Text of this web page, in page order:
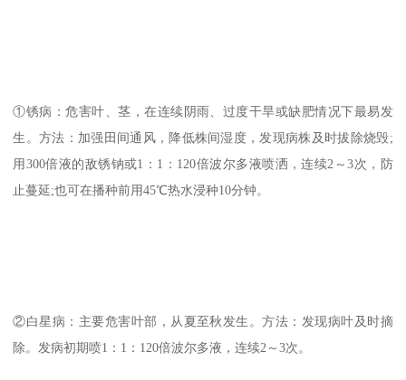
①锈病：危害叶、茎，在连续阴雨、过度干旱或缺肥情况下最易发
生。方法：加强田间通风，降低株间湿度，发现病株及时拔除烧毁;
用300倍液的敌锈钠或1：1：120倍波尔多液喷洒，连续2～3次，防
止蔓延;也可在播种前用45℃热水浸种10分钟。
②白星病：主要危害叶部，从夏至秋发生。方法：发现病叶及时摘
除。发病初期喷1：1：120倍波尔多液，连续2～3次。